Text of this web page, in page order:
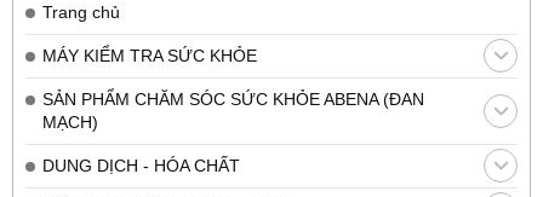
Trang chủ
MÁY KIỂM TRA SỨC KHỎE
SẢN PHẨM CHĂM SÓC SỨC KHỎE ABENA (ĐAN
MẠCH)
DUNG DỊCH - HÓA CHẤT